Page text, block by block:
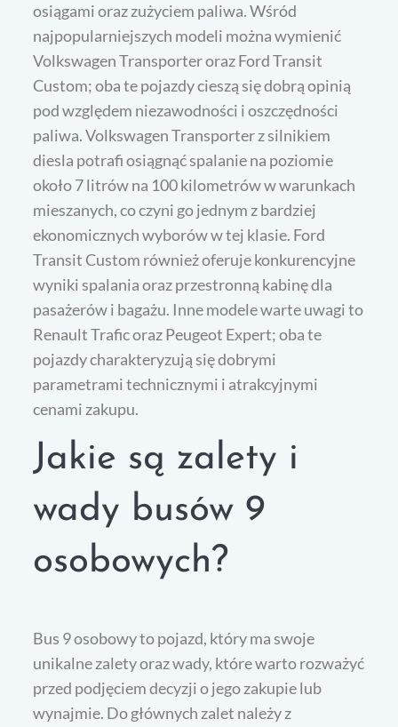
osiągami oraz zużyciem paliwa. Wśród
najpopularniejszych modeli można wymienić
Volkswagen Transporter oraz Ford Transit
Custom; oba te pojazdy cieszą się dobrą opinią
pod względem niezawodności i oszczędności
paliwa. Volkswagen Transporter z silnikiem
diesla potrafi osiągnąć spalanie na poziomie
około 7 litrów na 100 kilometrów w warunkach
mieszanych, co czyni go jednym z bardziej
ekonomicznych wyborów w tej klasie. Ford
Transit Custom również oferuje konkurencyjne
wyniki spalania oraz przestronną kabinę dla
pasażerów i bagażu. Inne modele warte uwagi to
Renault Trafic oraz Peugeot Expert; oba te
pojazdy charakteryzują się dobrymi
parametrami technicznymi i atrakcyjnymi
cenami zakupu.
Jakie są zalety i
wady busów 9
osobowych?
Bus 9 osobowy to pojazd, który ma swoje
unikalne zalety oraz wady, które warto rozważyć
przed podjęciem decyzji o jego zakupie lub
wynajmie. Do głównych zalet należy z